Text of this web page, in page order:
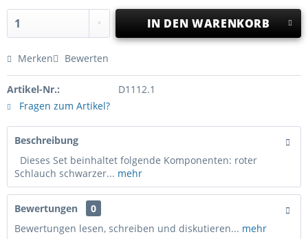
IN DEN WARENKORB
Merken Bewerten
Artikel-Nr.:
D1112.1
Fragen zum Artikel?
Beschreibung
Dieses Set beinhaltet folgende Komponenten: roter
Schlauch schwarzer... mehr
Bewertungen
0
Bewertungen lesen, schreiben und diskutieren... mehr